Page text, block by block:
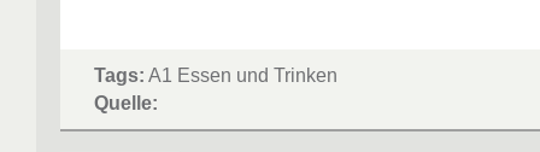
Tags: A1 Essen und Trinken
Quelle: